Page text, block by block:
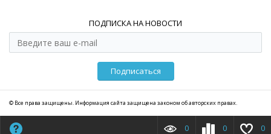
ПОДПИСКА НА НОВОСТИ
Подписаться
© Все права защищены. Информация сайта защищена законом об авторских правах.
0 0 0